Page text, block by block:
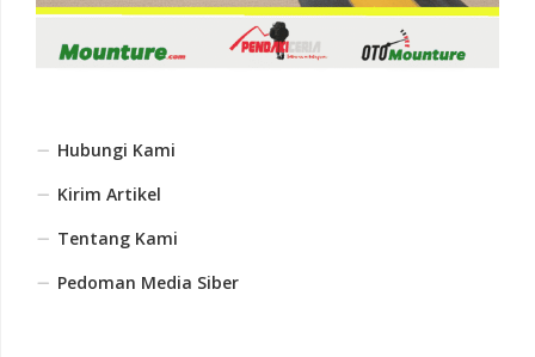
Hubungi Kami
Kirim Artikel
Tentang Kami
Pedoman Media Siber